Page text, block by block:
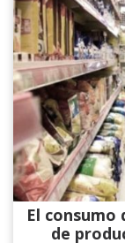
El consumo
de